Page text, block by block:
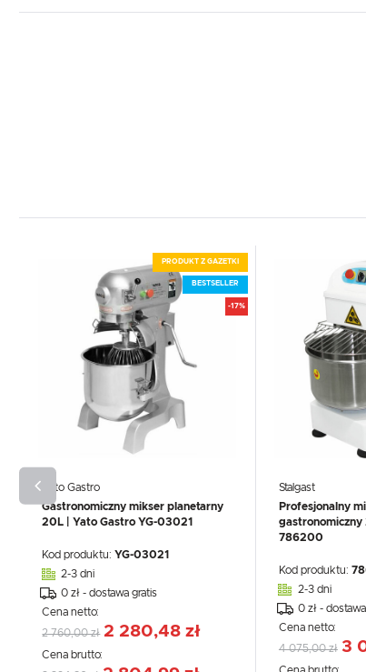
PRODUKT Z GAZETKI
BESTSELLER
-17%
Yato Gastro
Gastronomiczny mikser planetarny
20L | Yato Gastro YG-03021
Kod produktu: YG-03021
2-3 dni
0 zł - dostawa gratis
Cena netto:
2 760,00 zł 2 280,48 zł
Cena brutto:
Stalgast
Profesjonalny
gastronomiczny
786200
Kod produktu:
2-3 dni
0 zł -
Cena netto:
4 075,00 zł 3